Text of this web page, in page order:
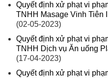
Quyết định xử phạt vi
TNHH Masage Vinh Tiên
(02-05-2023)
Quyết định xử phạt vi
TNHH Dịch vụ Ăn uống
(17-04-2023)
Quyết định xử phạt vi